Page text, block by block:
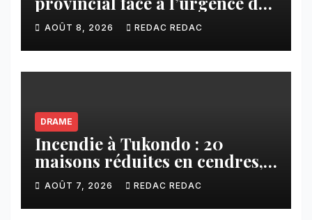
érosions qui menacent la cité
AOÛT 8, 2026 REDAC REDAC
DRAME
Incendie à Tukondo : 20
maisons réduites en cendres,
plusieurs familles sans abri
AOÛT 7, 2026 REDAC REDAC